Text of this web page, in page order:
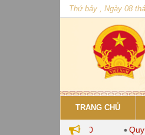
Thứ bảy , Ngày 08
TRANG CHỦ
đến năm 2030 Quy